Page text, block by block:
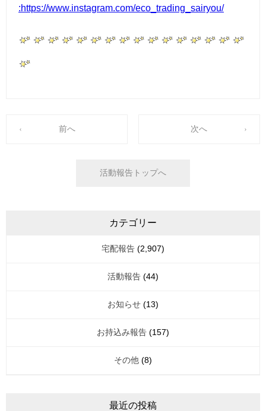
:https://www.instagram.com/eco_trading_sairyou/
前へ 次へ
活動報告トップへ
カテゴリー
宅配報告 (2,907)
活動報告 (44)
お知らせ (13)
お持込み報告 (157)
その他 (8)
最近の投稿